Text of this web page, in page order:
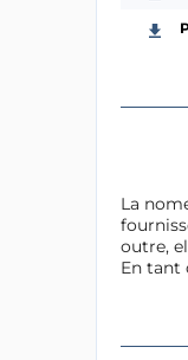
La
outre,
En tant